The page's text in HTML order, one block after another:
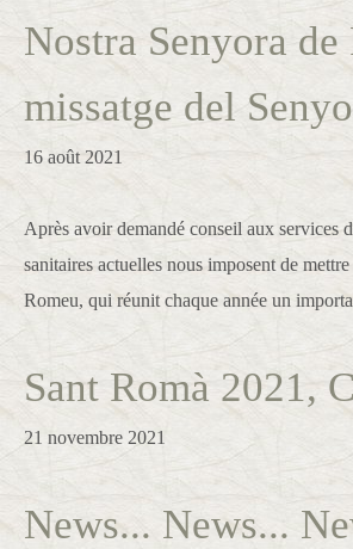
Nostra Senyora
missatge del
16 août 2021
Après avoir demandé conseil aux services
sanitaires actuelles nous imposent de
Romeu, qui réunit chaque année un
Sant Romà 2021,
21 novembre 2021
News... News...